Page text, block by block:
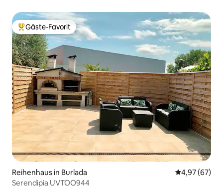
Beliebter Gäste-Favorit.
Gäste-Favorit
Reihenhaus in Burlada
4,97 (67)
Serendipia UVTOO944